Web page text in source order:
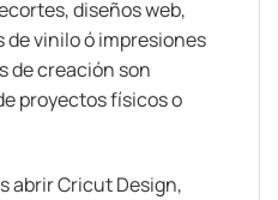
diseños web,
vinilo ó impresiones
de creación son
proyectos físicos o
abrir Cricut Design,